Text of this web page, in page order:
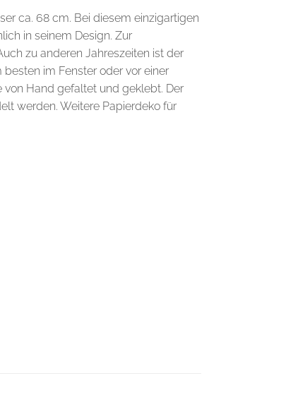
ca. 68 cm. Bei diesem einzigartigen
in seinem Design. Zur
zu anderen Jahreszeiten ist der
im Fenster oder vor einer
von Hand gefaltet und geklebt. Der
werden. Weitere Papierdeko für